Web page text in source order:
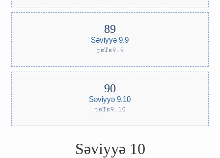
Səviyyə 9.9
jsTs9.9
Səviyyə 9.10
jsTs9.10
Səviyyə 10